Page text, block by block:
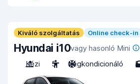
Kiváló szolgáltatás Online check-in
Hyundai i10vagy hasonló Mini
Kézi
5 Légkondicionáló 5